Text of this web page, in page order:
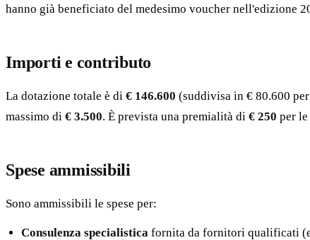
hanno già beneficiato del medesimo voucher nell'edizione
Importi e contributo
La dotazione totale è di € 146.600 (suddivisa in € 80.600
massimo di € 3.500. È prevista una premialità di € 250 per
Spese ammissibili
Sono ammissibili le spese per:
Consulenza specialistica fornita da fornitori qualificati